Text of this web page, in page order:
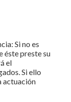
Si no es
éste preste su
el
Si ello
actuación